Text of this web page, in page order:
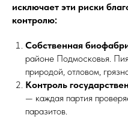
исключает эти риски
контролю:
Собственная
районе Подмосковья.
природой, отловом,
Контроль
— каждая партия
паразитов.